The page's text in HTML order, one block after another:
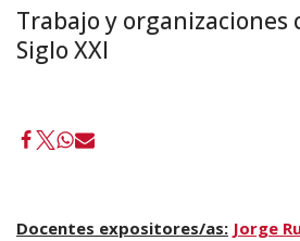
Trabajo y organizaciones
Siglo XXI
Docentes expositores/as: Jorge